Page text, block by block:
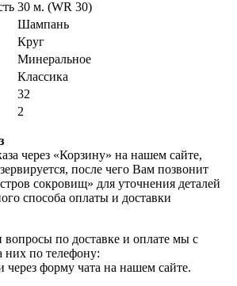
30 м. (WR 30)
Шампань
Круг
Минеральное
Классика
32
2
через «Корзину» на нашем сайте,
после чего Вам позвонит
сокровищ» для уточнения деталей
способа оплаты и доставки
по доставке и оплате мы с
них по телефону:
через форму чата на нашем сайте.